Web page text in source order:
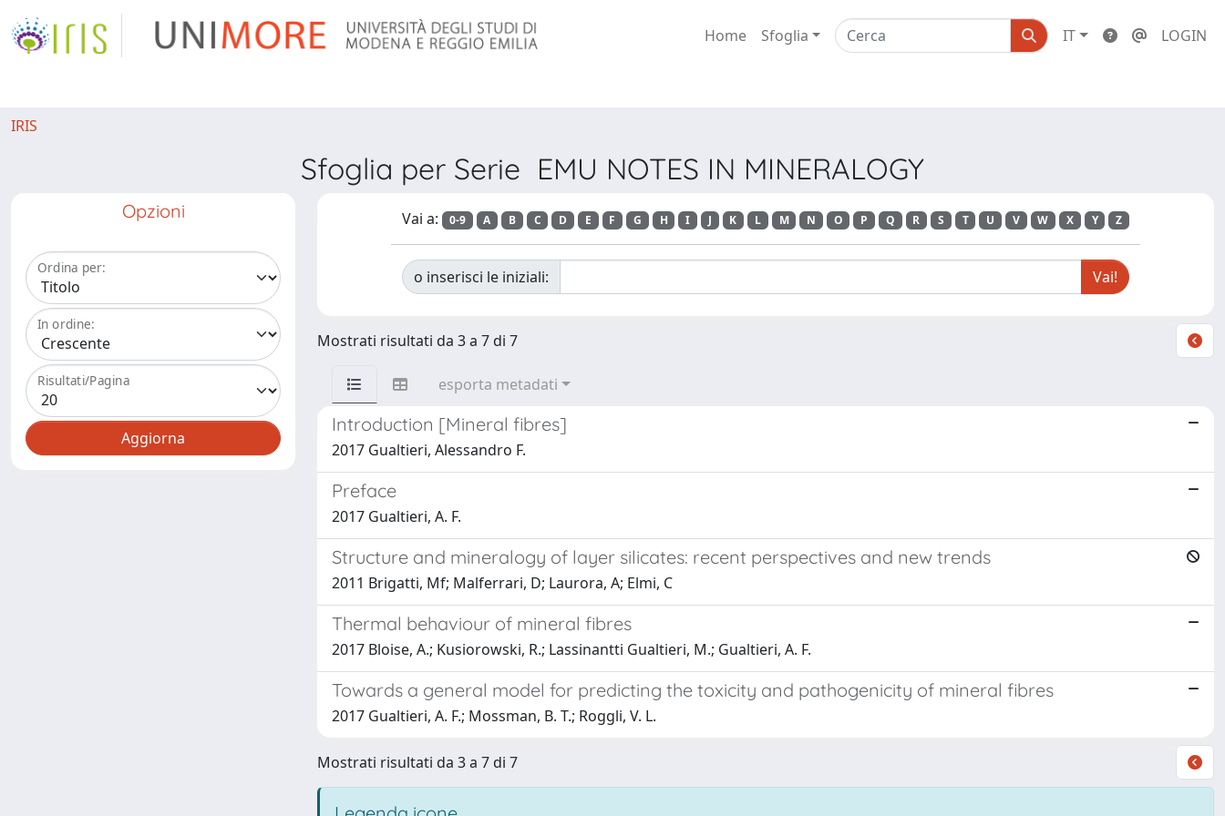
Home Sfoglia IT LOGIN
IRIS
Sfoglia per Serie EMU NOTES IN MINERALOGY
Opzioni
Ordina per:
In ordine:
Risultati/Pagina
Vai a: 0-9 A B C D E F G H I J K L M N O P Q R S T U V W X Y Z
o inserisci le iniziali:
Mostrati risultati da 3 a 7 di 7
esporta metadati
Introduction [Mineral fibres]
2017 Gualtieri, Alessandro F.
Preface
2017 Gualtieri, A. F.
Structure and mineralogy of layer silicates: recent perspectives and new trends
2011 Brigatti, Mf; Malferrari, D; Laurora, A; Elmi, C
Thermal behaviour of mineral fibres
2017 Bloise, A.; Kusiorowski, R.; Lassinantti Gualtieri, M.; Gualtieri, A. F.
Towards a general model for predicting the toxicity and pathogenicity of mineral fibres
2017 Gualtieri, A. F.; Mossman, B. T.; Roggli, V. L.
Mostrati risultati da 3 a 7 di 7